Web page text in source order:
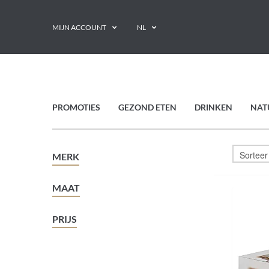
MIJN ACCOUNT NL
PROMOTIES GEZOND ETEN DRINKEN
MERK
MAAT
PRIJS